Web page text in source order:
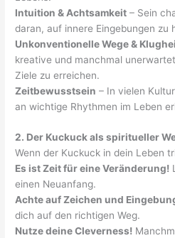
Intuition & Achtsamkeit – Sein
daran, auf innere Eingebungen zu
Unkonventionelle Wege &
kreative und manchmal
Ziele zu erreichen.
Zeitbewusstsein – In vielen
an wichtige Rhythmen im Leben
2. Der Kuckuck als spiritueller
Wenn der Kuckuck in dein Leben
Es ist Zeit für eine Veränderung!
einen Neuanfang.
Achte auf Zeichen und
dich auf den richtigen Weg.
Nutze deine Cleverness!